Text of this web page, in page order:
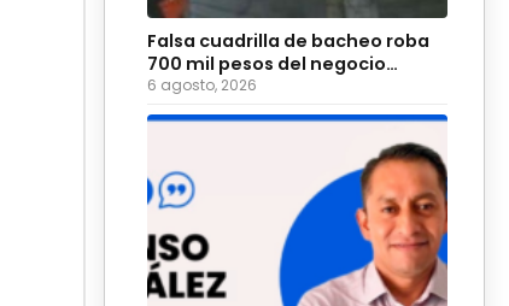
Falsa cuadrilla de bacheo roba
700 mil pesos del negocio
Coyote Burger
6 agosto, 2026